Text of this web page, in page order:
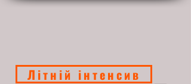
Літній інтенсив